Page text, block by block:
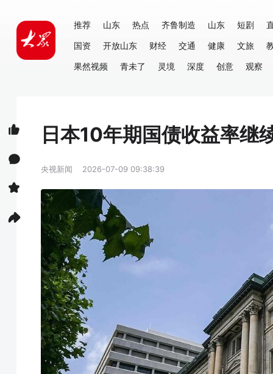
推荐 山东 热点 齐鲁制造 山东 短剧
国资
开放山东 财经 交通 健康 文旅
果然视频
青未了 灵境 深度 创意 观察
日本10年期国债收益率继
央视新闻 2026-07-09 09:38:39